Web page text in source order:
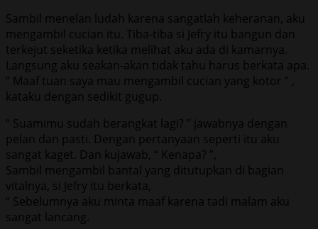
Sambil menelan ludah karena sangatlah keheranan, aku
mengambil cucian itu. Tiba-tiba si Jefry itu bangun dan
terkejut seketika ketika melihat aku ada di kamarnya.
Langsung aku seakan-akan tidak tahu harus berkata apa.
“ Maaf tuan saya mau mengambil cucian yang kotor ” ,
kataku dengan sedikit gugup.
“ Suamimu sudah berangkat lagi? ” jawabnya dengan
pelan dan pasti. Dengan pertanyaan seperti itu aku
sangat kaget. Dan kujawab, “ Kenapa? ”,
Sambil mengambil bantal yang ditutupkan di bagian
vitalnya, si Jefry itu berkata,
“ Sebelumnya aku minta maaf karena tadi malam aku
sangat lancang.